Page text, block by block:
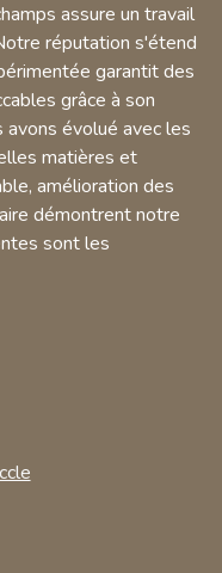
assure un travail
réputation s'étend
garantit des
grâce à son
avons évolué avec les
matières et
amélioration des
démontrent notre
sont les